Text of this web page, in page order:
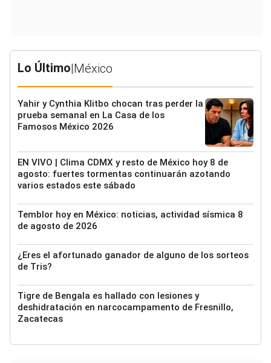
Lo Último|México
Yahir y Cynthia Klitbo chocan tras perder la
prueba semanal en La Casa de los
Famosos México 2026
EN VIVO | Clima CDMX y resto de México hoy 8 de
agosto: fuertes tormentas continuarán azotando
varios estados este sábado
Temblor hoy en México: noticias, actividad sísmica 8
de agosto de 2026
¿Eres el afortunado ganador de alguno de los sorteos
de Tris?
Tigre de Bengala es hallado con lesiones y
deshidratación en narcocampamento de Fresnillo,
Zacatecas